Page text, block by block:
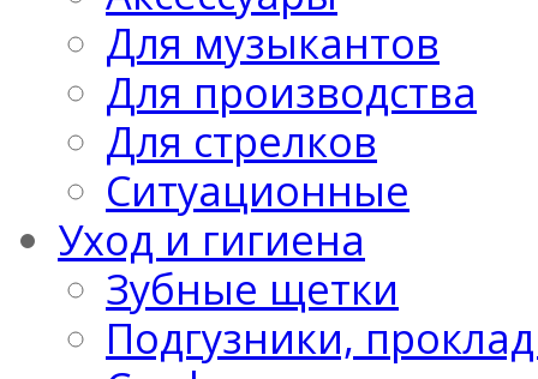
Для музыкантов
Для производства
Для стрелков
Ситуационные
Уход и гигиена
Зубные щетки
Подгузники,